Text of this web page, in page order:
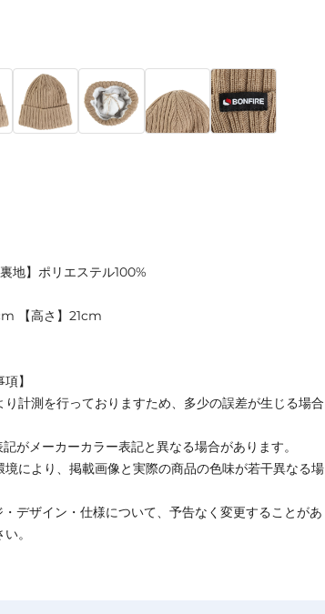
地】ポリエステル100%
【高さ】21cm
】
計測を行っておりますため、多少の誤差が生じる場合
がメーカーカラー表記と異なる場合があります。
により、掲載画像と実際の商品の色味が若干異なる場
デザイン・仕様について、予告なく変更することがあ
。